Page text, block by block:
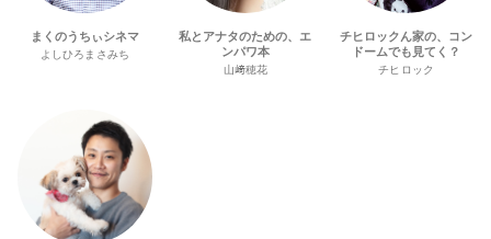
まくのうちぃシネマ
よしひろまさみち
私とアナタのための、エ
ンパワ本
山﨑穂花
チヒロックん家の、コン
ドームでも見てく？
チヒロック